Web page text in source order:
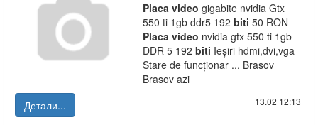
Placa video gigabite nvidia Gtx
550 ti 1gb ddr5 192 biti 50 RON
Placa video nvidia gtx 550 ti 1gb
DDR 5 192 biti Ieșiri hdmi,dvi,vga
Stare de funcționar ... Brasov
Brasov azi
Детали...
13.02|12:13